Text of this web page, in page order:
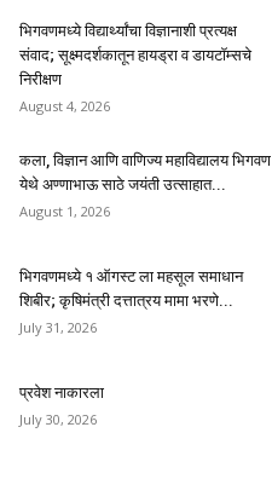
भिगवणमध्ये विद्यार्थ्यांचा विज्ञानाशी प्रत्यक्ष
संवाद; सूक्ष्मदर्शकातून हायड्रा व डायटॉम्सचे
निरीक्षण
August 4, 2026
कला, विज्ञान आणि वाणिज्य महाविद्यालय भिगवण
येथे अण्णाभाऊ साठे जयंती उत्साहात...
August 1, 2026
भिगवणमध्ये १ ऑगस्ट ला महसूल समाधान
शिबीर; कृषिमंत्री दत्तात्रय मामा भरणे...
July 31, 2026
प्रवेश नाकारला
July 30, 2026